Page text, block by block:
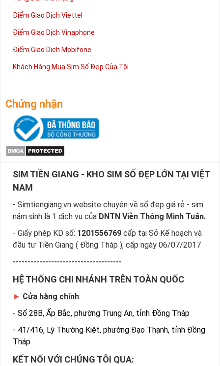
Điểm Giao Dịch Viettel
Điểm Giao Dịch Vinaphone
Điểm Giao Dịch Mobifone
Khách Hàng Mua Sim Số Đẹp Của Tôi
Chứng nhận
SIM TIỀN GIANG - KHO SIM SỐ ĐẸP LỚN TẠI VIỆT
NAM
- Simtiengiang.vn website chuyên về số đẹp giá rẻ - sim
năm sinh là 1 dịch vụ của DNTN Viễn Thông Minh Tuấn.
- Giấy phép KD số: 1201556769 cấp tại Sở Kế hoạch và
đầu tư Tiền Giang ( Đồng Tháp ), cấp ngày 06/07/2017
-------------------------------------
HỆ THỐNG CHI NHÁNH TRÊN TOÀN QUỐC
► Cửa hàng chính:
- Số 28B, Ấp Bắc, phường Trung An, tỉnh Đồng Tháp
- 41/416, Lý Thường Kiệt, phường Đạo Thạnh, tỉnh Đồng
Tháp
KẾT NỐI VỚI CHÚNG TÔI QUA: